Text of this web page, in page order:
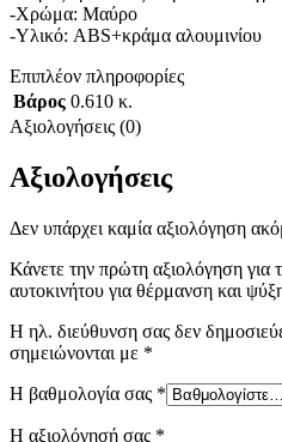
-Χρώμα: Μαύρο
-Υλικό: ABS+κράμα αλουμινίου
Επιπλέον πληροφορίες
Βάρος 0.610 κ.
Αξιολογήσεις (0)
Αξιολογήσεις
Δεν υπάρχει καμία αξιολόγηση
Κάνετε την πρώτη αξιολόγηση για
αυτοκινήτου για θέρμανση και
Η ηλ. διεύθυνση σας δεν
σημειώνονται με *
Η βαθμολογία σας *
Η αξιολόγησή σας *